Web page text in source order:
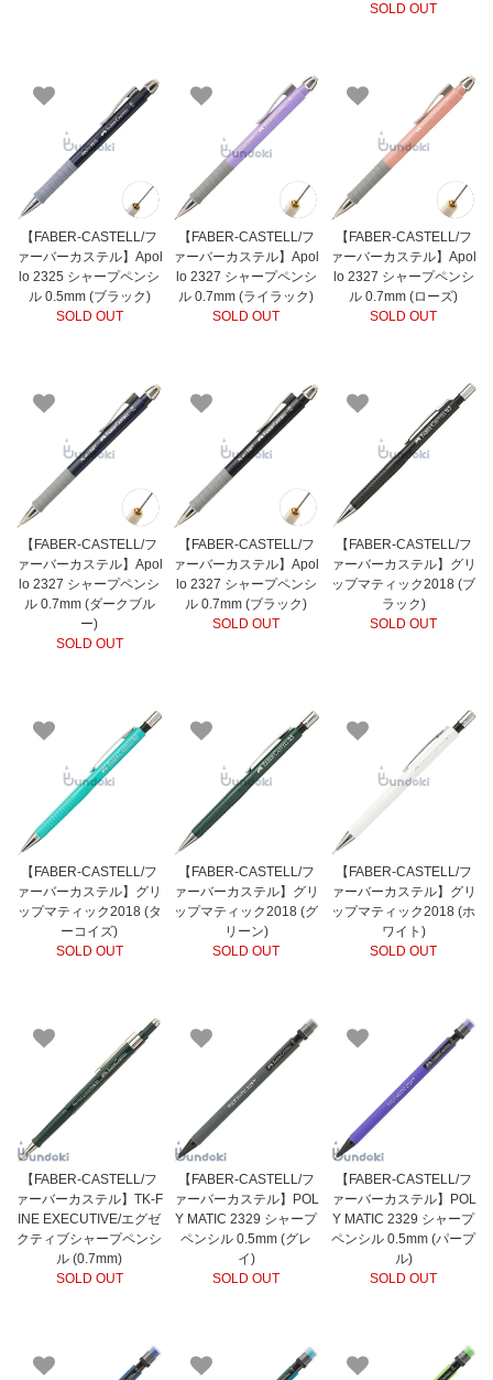
SOLD OUT
【FABER-CASTELL/フ
ァーバーカステル】Apol
lo 2325 シャープペンシ
ル 0.5mm (ブラック)
SOLD OUT
【FABER-CASTELL/フ
ァーバーカステル】Apol
lo 2327 シャープペンシ
ル 0.7mm (ライラック)
SOLD OUT
【FABER-CASTELL/フ
ァーバーカステル】Apol
lo 2327 シャープペンシ
ル 0.7mm (ローズ)
SOLD OUT
【FABER-CASTELL/フ
ァーバーカステル】Apol
lo 2327 シャープペンシ
ル 0.7mm (ダークブル
ー)
SOLD OUT
【FABER-CASTELL/フ
ァーバーカステル】Apol
lo 2327 シャープペンシ
ル 0.7mm (ブラック)
SOLD OUT
【FABER-CASTELL/フ
ァーバーカステル】グリ
ップマティック2018 (ブ
ラック)
SOLD OUT
【FABER-CASTELL/フ
ァーバーカステル】グリ
ップマティック2018 (タ
ーコイズ)
SOLD OUT
【FABER-CASTELL/フ
ァーバーカステル】グリ
ップマティック2018 (グ
リーン)
SOLD OUT
【FABER-CASTELL/フ
ァーバーカステル】グリ
ップマティック2018 (ホ
ワイト)
SOLD OUT
【FABER-CASTELL/フ
ァーバーカステル】TK-F
INE EXECUTIVE/エグゼ
クティブシャープペンシ
ル (0.7mm)
SOLD OUT
【FABER-CASTELL/フ
ァーバーカステル】POL
Y MATIC 2329 シャープ
ペンシル 0.5mm (グレ
イ)
SOLD OUT
【FABER-CASTELL/フ
ァーバーカステル】POL
Y MATIC 2329 シャープ
ペンシル 0.5mm (パープ
ル)
SOLD OUT